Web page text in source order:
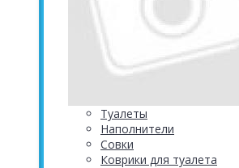
Туалеты
Наполнители
Совки
Коврики для туалета